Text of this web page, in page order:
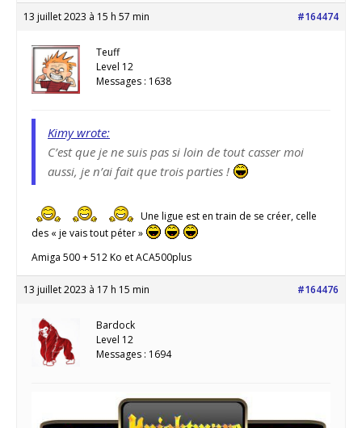
13 juillet 2023 à 15 h 57 min #164474
Teuff
Level 12
Messages : 1638
Kimy wrote:
C’est que je ne suis pas si loin de tout casser moi
aussi, je n’ai fait que trois parties !
Une ligue est en train de se créer, celle
des « je vais tout péter »
Amiga 500 + 512 Ko et ACA500plus
13 juillet 2023 à 17 h 15 min #164476
Bardock
Level 12
Messages : 1694